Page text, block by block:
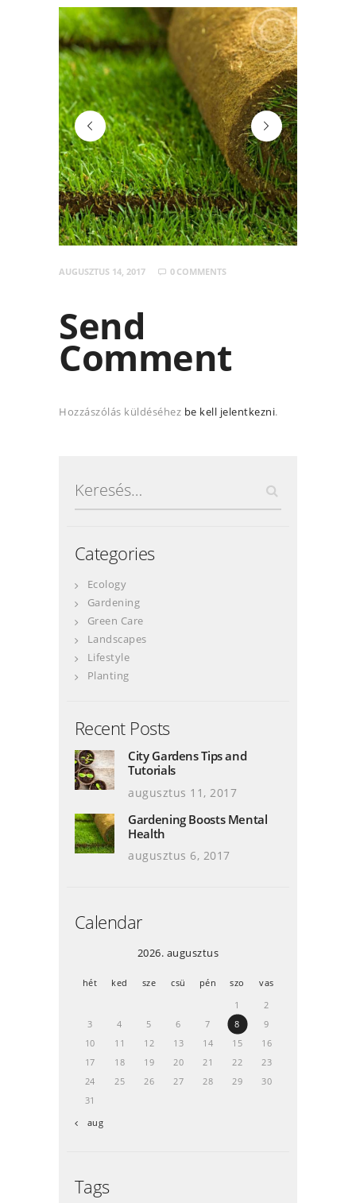
post-20 post-22
AUGUSZTUS 14, 2017 0 COMMENTS
Send
Comment
Hozzászólás küldéséhez be kell jelentkezni.
Categories
Ecology
Gardening
Green Care
Landscapes
Lifestyle
Planting
Recent Posts
City Gardens Tips and
Tutorials
augusztus 11, 2017
Gardening Boosts Mental
Health
augusztus 6, 2017
Calendar
2026. augusztus
hét ked sze csü pén szo
vas
1
2
3
4 5 6 7 8
9
10
11 12 13 14 15
16
17
18 19 20 21 22
23
24
25 26 27 28 29
30
31
« aug
Tags